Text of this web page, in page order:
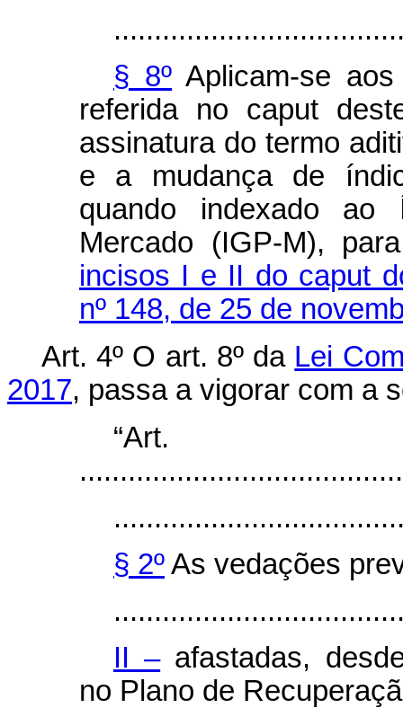
§ 8º Aplicam-se
referida no caput
assinatura do termo
e a mudança de
quando indexado
Mercado (IGP-M),
incisos I e II do caput
nº 148, de 25 de
Art. 4º O art. 8º da Lei
2017, passa a vigorar com a
§ 2ºAs vedações
II –afastadas,
no Plano de